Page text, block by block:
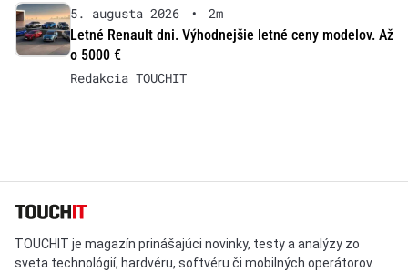
5. augusta 2026 •
2m
Letné Renault dni. Výhodnejšie letné ceny modelov. Až
o 5000 €
Redakcia TOUCHIT
TOUCHIT je magazín prinášajúci novinky, testy a analýzy zo
sveta technológií, hardvéru, softvéru či mobilných operátorov.